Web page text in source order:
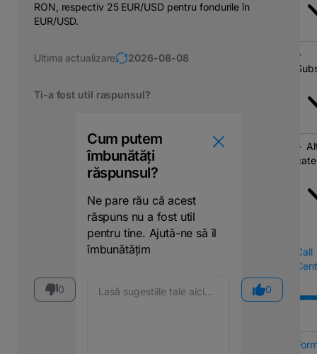
Call
RON, respectiv 25 EUR/USD pentru fondurile în
EUR/USD.
Ultima actualizare 2026-08-08
Ti-a fost util raspunsul?
0
Cum putem
îmbunătăți
răspunsul?
Ne pare rău că acest
răspuns nu a fost util
pentru tine. Ajută-ne să îl
îmbunătățim
0